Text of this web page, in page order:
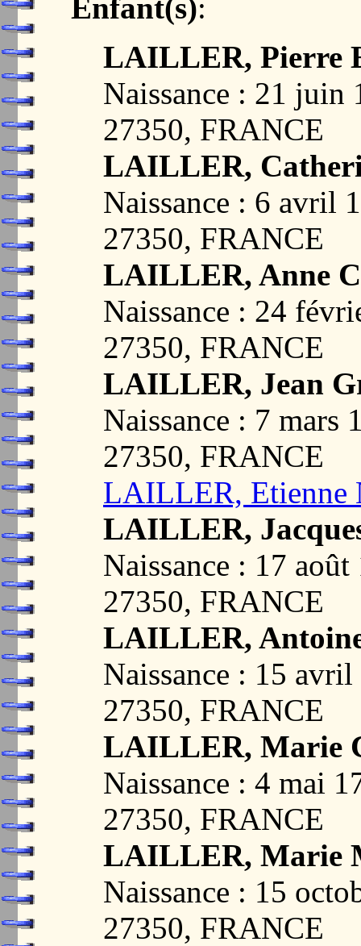
Enfant(s):
LAILLER, Pierre
Naissance : 21
27350, FRANCE
LAILLER,
Naissance : 6 avril
27350, FRANCE
LAILLER, Anne
Naissance : 24
27350, FRANCE
LAILLER, Jean
Naissance : 7
27350, FRANCE
LAILLER, Etienne
LAILLER,
Naissance : 17
27350, FRANCE
LAILLER,
Naissance : 15
27350, FRANCE
LAILLER, Marie
Naissance : 4 mai
27350, FRANCE
LAILLER, Marie
Naissance : 15
27350, FRANCE